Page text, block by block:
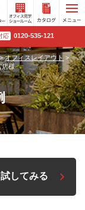
オフィ
ス見学
ショー
ルーム
応 0120-535-121
オフィスレイアウト >
店様
してみる